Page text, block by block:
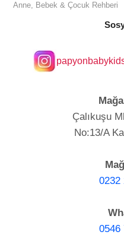
Anne, Bebek & Çocuk Rehberi
Çalıkuşu
No:13/A
0232
0546